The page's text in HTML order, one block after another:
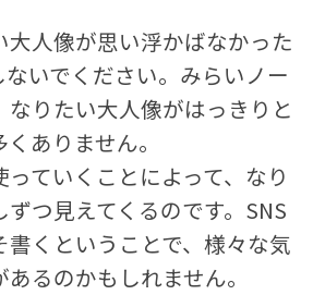
大人像が思い浮かばなかった
ないでください。みらいノー
なりたい大人像がはっきりと
ありません。
ていくことによって、なり
つ見えてくるのです。SNS
くということで、様々な気
るのかもしれません。